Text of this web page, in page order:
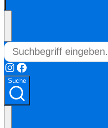
Instagram
Facebook
Suche